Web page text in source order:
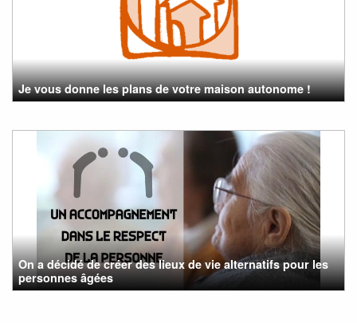
Je vous donne les plans de votre maison autonome !
On a décidé de créer des lieux de vie alternatifs pour les
personnes âgées